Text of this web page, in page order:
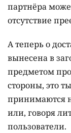
партнёра
отсутствие
А теперь о
вынесена в
предметом
стороны, это
принимаются
или, говоря
пользователи.